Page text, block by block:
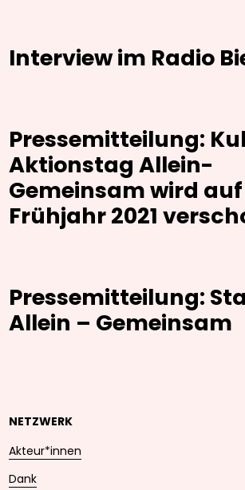
Interview im Radio
Pressemitteilung:
Aktionstag Allein-
Gemeinsam wird
Frühjahr 2021
Pressemitteilung:
Allein – Gemeinsam
NETZWERK
Akteur*innen
Dank